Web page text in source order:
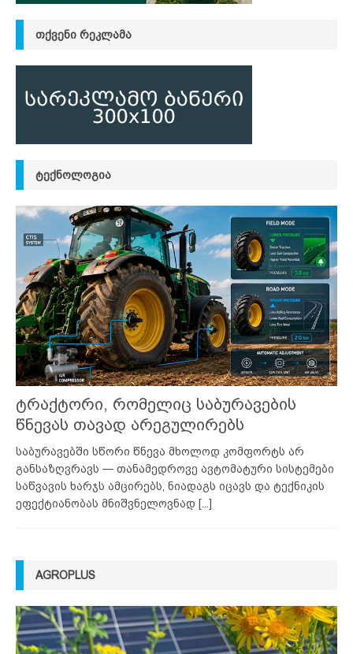
ᲗᲥᲕᲔᲜᲘ ᲠᲔᲙᲚᲐᲛᲐ
ᲢᲔᲥᲜᲝᲚᲝᲒᲘᲐ
ტრაქტორი, რომელიც საბურავების
წნევას თავად არეგულირებს
საბურავებში სწორი წნევა მხოლოდ კომფორტს არ
განსაზღვრავს — თანამედროვე ავტომატური სისტემები
საწვავის ხარჯს ამცირებს, ნიადაგს იცავს და ტექნიკის
ეფექტიანობას მნიშვნელოვნად [...]
AGROPLUS